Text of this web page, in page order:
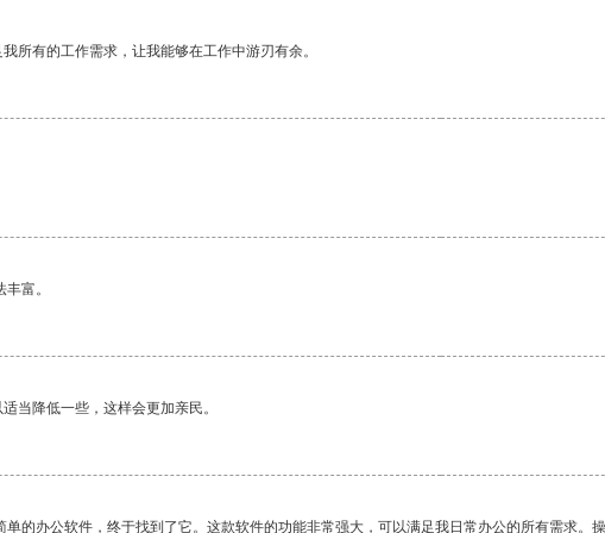
所有的工作需求，让我能够在工作中游刃有余。
富。
当降低一些，这样会更加亲民。
的办公软件，终于找到了它。这款软件的功能非常强大，可以满足我日常办公的所有需求。